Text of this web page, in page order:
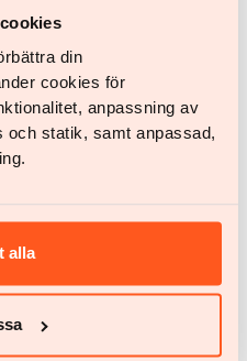
din
cookies för
anpassning av
och statik, samt anpassad,
alla